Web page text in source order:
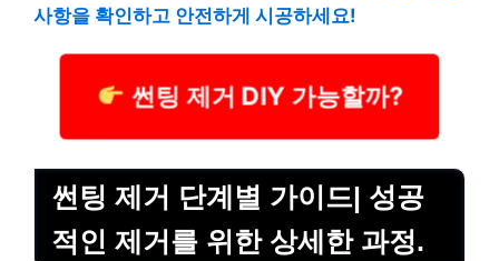
사항을 확인하고 안전하게 시공하세요!
썬팅 제거 DIY 가능할까?
썬팅 제거 단계별 가이드| 성공
적인 제거를 위한 상세한 과정.